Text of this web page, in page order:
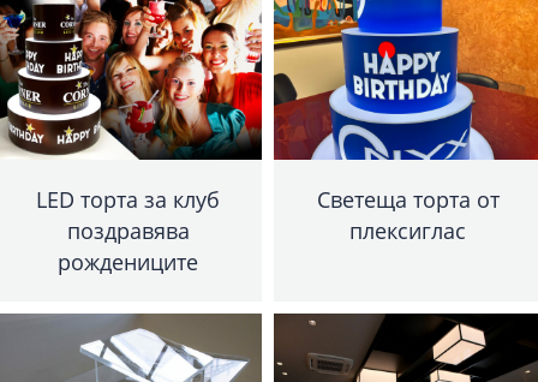
LED торта за клуб
поздравява
рождениците
Светеща торта от
плексиглас